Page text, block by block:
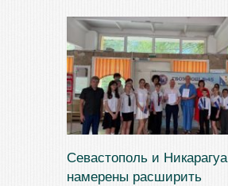
Севастополь и Никарагуа
намерены расширить